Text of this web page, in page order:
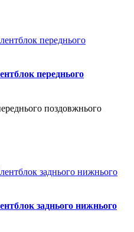
переднього
поздовжнього
заднього нижнього